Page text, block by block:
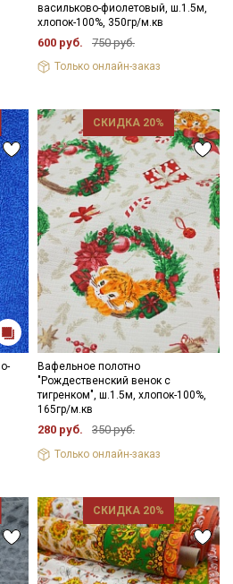
васильково-фиолетовый, ш.1.5м,
хлопок-100%, 350гр/м.кв
600 руб. 750 руб.
Только онлайн-заказ
СКИДКА 20%
Вафельное полотно
"Рождественский венок с
тигренком", ш.1.5м, хлопок-100%,
165гр/м.кв
280 руб. 350 руб.
Только онлайн-заказ
СКИДКА 20%
тканей
обработки персональных
на обработку персональных
рекламных и